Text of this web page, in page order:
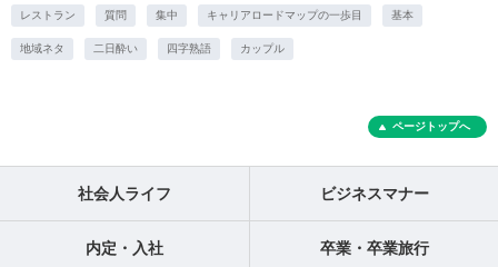
レストラン 質問 集中 キャリアロードマップの一歩目 基本
地域ネタ 二日酔い 四字熟語 カップル
ページトップへ
社会人ライフ ビジネスマナー
内定・入社 卒業・卒業旅行